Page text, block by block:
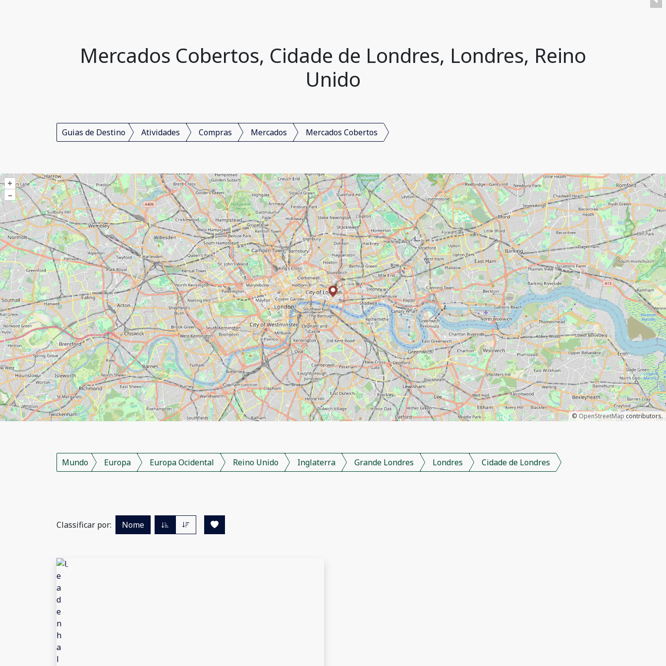
Mercados Cobertos, Cidade de Londres, Londres, Reino
Unido
Guias de Destino Atividades Compras Mercados Mercados Cobertos
+
–
© OpenStreetMap contributors.
Mundo Europa Europa Ocidental Reino Unido Inglaterra Grande Londres Londres Cidade de Londres
Classificar por: Nome